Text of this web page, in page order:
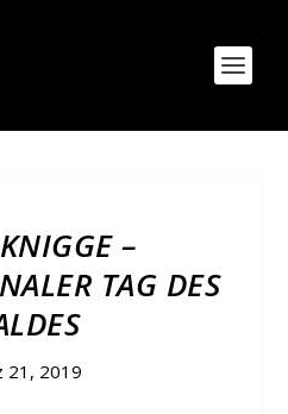
–
TAG DES
21, 2019